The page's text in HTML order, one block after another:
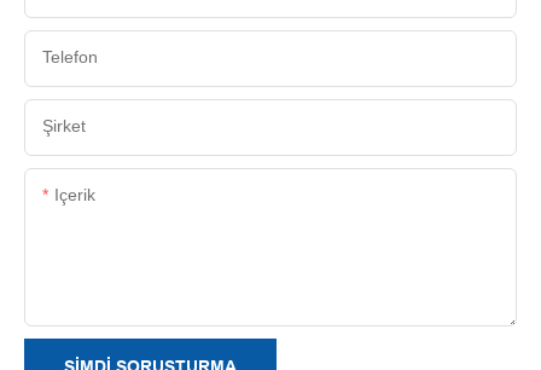
Telefon
Şirket
Içerik
ŞIMDI SORUŞTURMA